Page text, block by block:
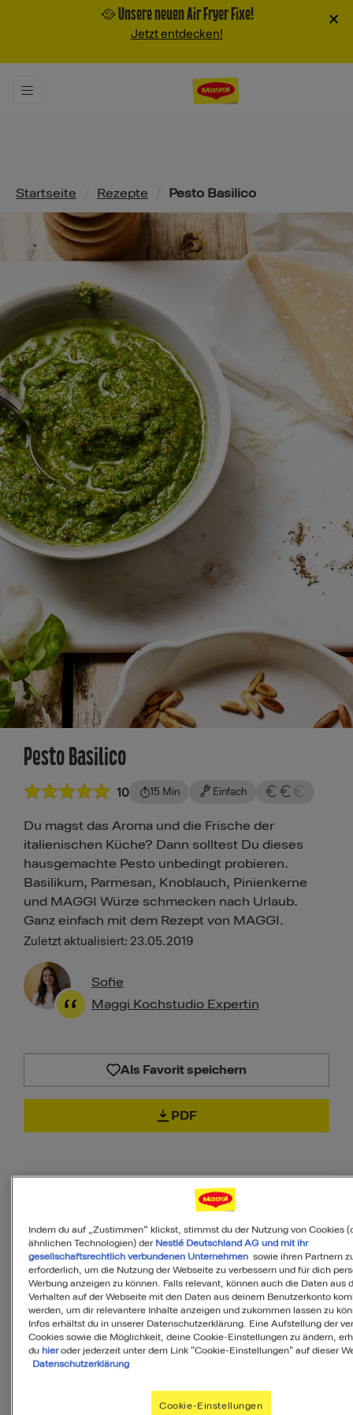
🥘 Unsere neuen Air Fryer Fixe!
Jetzt entdecken!
×
Pfadnavigation
Startseite Rezepte Pesto Basilico
Pesto Basilico
10 15 Min Einfach
Du magst das Aroma und die Frische der
italienischen Küche? Dann solltest Du dieses
hausgemachte Pesto unbedingt probieren.
Basilikum, Parmesan, Knoblauch, Pinienkerne
und MAGGI Würze schmecken nach Urlaub.
Ganz einfach mit dem Rezept von MAGGI.
Zuletzt aktualisiert: 23.05.2019
Sofie
Maggi Kochstudio Expertin
Als Favorit speichern
PDF
6Portionen
60g
2
Pinienkerne
Indem du auf „Zustimmen“ klickst, stimmst du der Nutzung von Cookies
ähnlichen Technologien) der Nestlé Deutschland AG und mit ihr
gesellschaftsrechtlich verbundenen Unternehmensowie ihren Partnern
erforderlich, um die Nutzung der Webseite zu verbessern und für dich
Werbung anzeigen zu können. Falls relevant, können auch die Daten aus
Verhalten auf der Webseite mit den Daten aus deinem Benutzerkonto
werden, um dir relevantere Inhalte anzeigen und zukommen lassen zu
Infos erhältst du in unserer Datenschutzerklärung. Eine Aufstellung der
Cookies sowie die Möglichkeit, deine Cookie-Einstellungen zu ändern,
du hieroder jederzeit unter dem Link "Cookie-Einstellungen" auf dieser
Datenschutzerklärung
Cookie-Einstellungen